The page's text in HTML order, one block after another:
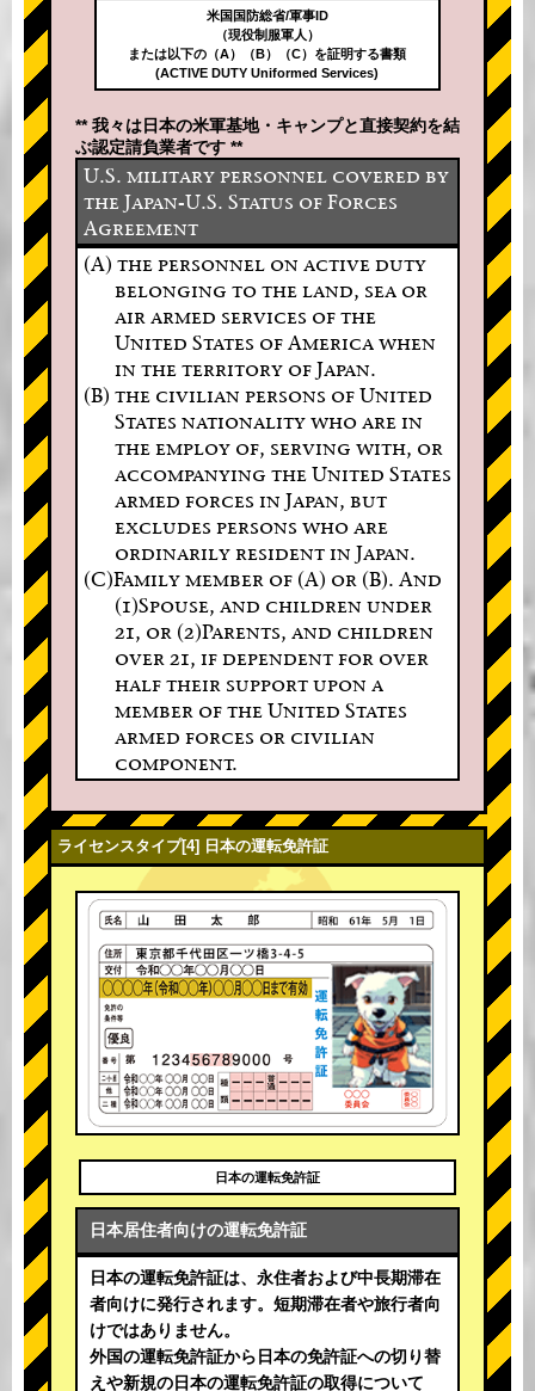
米国国防総省/軍事ID
（現役制服軍人）
または以下の（A）（B）（C）を証明する書類
(ACTIVE DUTY Uniformed Services)
** 我々は日本の米軍基地・キャンプと直接契約を結
ぶ認定請負業者です **
U.S. military personnel covered by
the Japan-U.S. Status of Forces
Agreement
(A) the personnel on active duty
belonging to the land, sea or
air armed services of the
United States of America when
in the territory of Japan.
(B) the civilian persons of United
States nationality who are in
the employ of, serving with, or
accompanying the United States
armed forces in Japan, but
excludes persons who are
ordinarily resident in Japan.
(C)Family member of (A) or (B). And
(1)Spouse, and children under
21, or (2)Parents, and children
over 21, if dependent for over
half their support upon a
member of the United States
armed forces or civilian
component.
ライセンスタイプ[4] 日本の運転免許証
日本の運転免許証
日本居住者向けの運転免許証
日本の運転免許証は、永住者および中長期滞在
者向けに発行されます。短期滞在者や旅行者向
けではありません。
外国の運転免許証から日本の免許証への切り替
えや新規の日本の運転免許証の取得について